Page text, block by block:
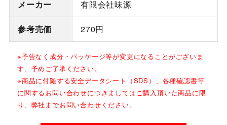
メーカー 有限会社味源
参考売価 270円
※予告なく成分・パッケージ等が変更になることがございま
す、予めご了承ください。
※商品に付随する安全データシート（SDS）、各種確認書等
に関するお問い合わせにつきましてはご購入頂いた商品に限
り、弊社までお問い合わせください。